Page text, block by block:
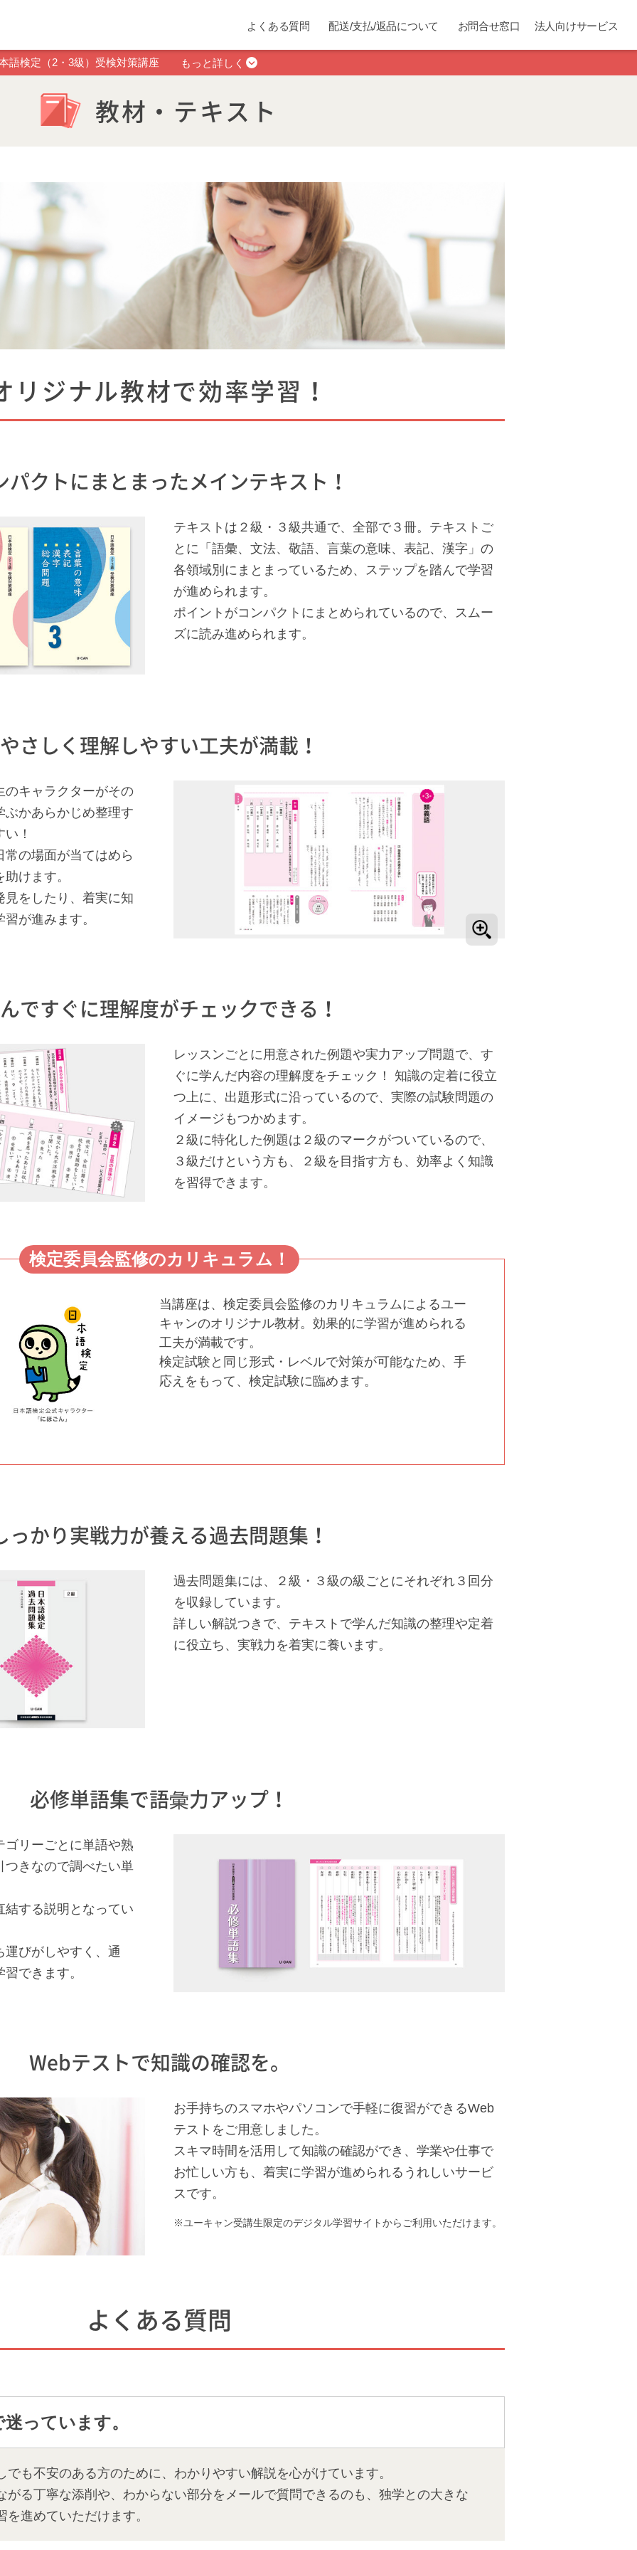
よくある質問 配送/支払/返品について お問合せ窓口 法人向けサービス
語検定（2・3級）受検対策講座 もっと詳しく
教材・テキスト
リジナル教材で効率学習！
パクトにまとまったメインテキスト！
テキストは２級・３級共通で、全部で３冊。テキストご
とに「語彙、文法、敬語、言葉の意味、表記、漢字」の
各領域別にまとまっているため、ステップを踏んで学習
が進められます。
ポイントがコンパクトにまとめられているので、スムー
ズに読み進められます。
やさしく理解しやすい工夫が満載！
のキャラクターがその
ぶかあらかじめ整理す
！
の場面が当てはめら
けます。
見をしたり、着実に知
が進みます。
ですぐに理解度がチェックできる！
レッスンごとに用意された例題や実力アップ問題で、す
ぐに学んだ内容の理解度をチェック！ 知識の定着に役立
つ上に、出題形式に沿っているので、実際の試験問題の
イメージもつかめます。
２級に特化した例題は２級のマークがついているので、
３級だけという方も、２級を目指す方も、効率よく知識
を習得できます。
検定委員会監修のカリキュラム！
当講座は、検定委員会監修のカリキュラムによるユー
キャンのオリジナル教材。効果的に学習が進められる
工夫が満載です。
検定試験と同じ形式・レベルで対策が可能なため、手
応えをもって、検定試験に臨めます。
っかり実戦力が養える過去問題集！
過去問題集には、２級・３級の級ごとにそれぞれ３回分
を収録しています。
詳しい解説つきで、テキストで学んだ知識の整理や定着
に役立ち、実戦力を着実に養います。
必修単語集で語彙力アップ！
ゴリーごとに単語や熟
つきなので調べたい単
結する説明となってい
びがしやすく、通
できます。
Webテストで知識の確認を。
お手持ちのスマホやパソコンで手軽に復習ができるWeb
テストをご用意しました。
スキマ時間を活用して知識の確認ができ、学業や仕事で
お忙しい方も、着実に学習が進められるうれしいサービ
スです。
ユーキャン受講生限定のデジタル学習サイトからご利用いただけます。
よくある質問
っています。
でも不安のある方のために、わかりやすい解説を心がけています。
がる丁寧な添削や、わからない部分をメールで質問できるのも、独学との大きな
進めていただけます。